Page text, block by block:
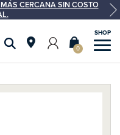
CERCANA SIN COSTO
0